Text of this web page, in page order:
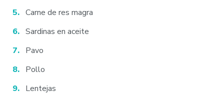
Carne de res magra
Sardinas en aceite
Pavo
Pollo
Lentejas